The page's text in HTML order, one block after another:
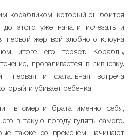
корабликом, который он боится
до этого уже начали исчезать и
первой жертвой злобного клоуна
итоге его теряет. Корабль,
проваливается в ливневку.
первая и фатальная встреча
и убивает ребенка.
в смерти брата именно себя,
в такую погоду гулять самого.
также со временем начинают